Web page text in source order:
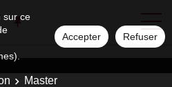
sur ce
Accepter Refuser
Master